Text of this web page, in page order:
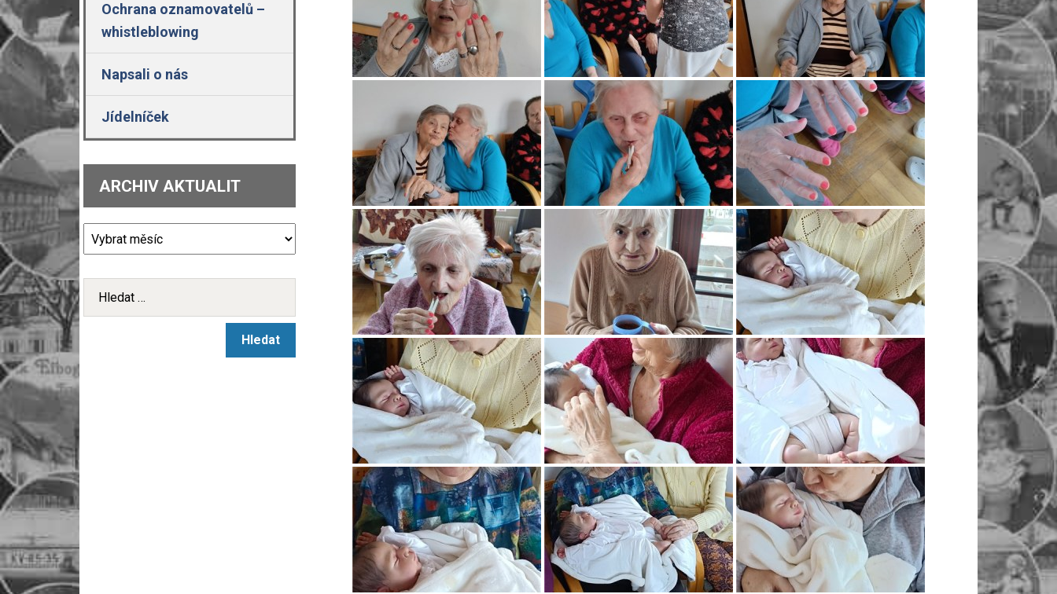
Ochrana oznamovatelů –
whistleblowing
Napsali o nás
Jídelníček
ARCHIV AKTUALIT